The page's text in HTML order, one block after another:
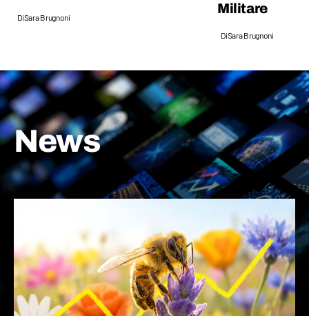
DiSara Brugnoni
Militare
DiSara Brugnoni
News